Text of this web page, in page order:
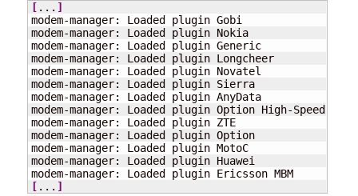
[ ... ]
modem-manager: Loaded plugin Gobi
modem-manager: Loaded plugin Nokia
modem-manager: Loaded plugin Generic
modem-manager: Loaded plugin Longcheer
modem-manager: Loaded plugin Novatel
modem-manager: Loaded plugin Sierra
modem-manager: Loaded plugin AnyData
modem-manager: Loaded plugin Option High-Speed
modem-manager: Loaded plugin ZTE
modem-manager: Loaded plugin Option
modem-manager: Loaded plugin MotoC
modem-manager: Loaded plugin Huawei
[ ... ]